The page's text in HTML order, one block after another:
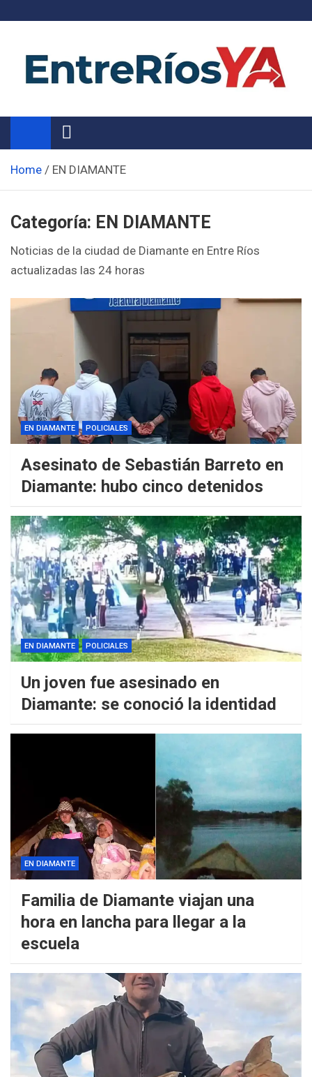
Noticias de Entre Ríos
Información de toda la provincia ahora
Home EN DIAMANTE
Categoría: EN DIAMANTE
Noticias de la ciudad de Diamante en Entre Ríos
actualizadas las 24 horas
EN DIAMANTE POLICIALES
Asesinato de Sebastián Barreto en
Diamante: hubo cinco detenidos
EN DIAMANTE POLICIALES
Un joven fue asesinado en
Diamante: se conoció la identidad
EN DIAMANTE
Familia de Diamante viajan una
hora en lancha para llegar a la
escuela